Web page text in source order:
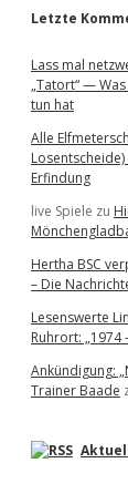
Letzte
Lass mal
„Tatort“ —
tun hat
Alle
Erfindung
live Spiele zu
Hertha BSC
– Die
Lesenswerte
Ruhrort: „1974
Ankündigung:
Trainer Baade